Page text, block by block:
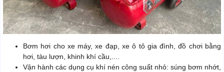
Bơm hơi cho xe máy, xe đạp, xe ô tô gia đình, đồ chơi bằng
hơi, tàu lượn, khinh khí cầu,....
Vận hành các dụng cụ khí nén công suất nhỏ: súng bơm nhớt,